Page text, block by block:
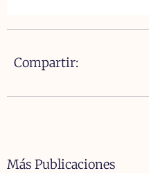
Compartir:
Más Publicaciones